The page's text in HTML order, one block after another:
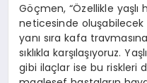
Göçmen, “Özellikle
neticesinde oluşabilecek
yanı sıra kafa
sıklıkla karşılaşıyoruz.
gibi ilaçlar ise bu riskleri